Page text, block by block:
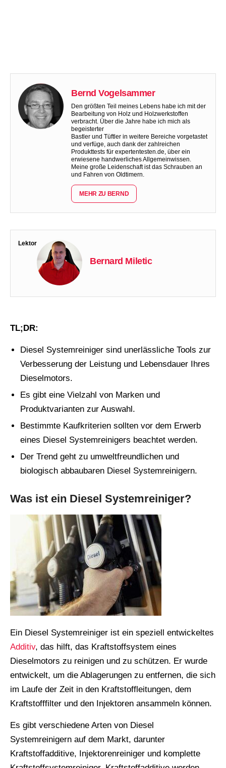
Bernd Vogelsammer
Den größten Teil meines Lebens habe ich mit der
Bearbeitung von Holz und Holzwerkstoffen
verbracht. Über die Jahre habe ich mich als
begeisterter
Bastler und Tüftler in weitere Bereiche vorgetastet
und verfüge, auch dank der zahlreichen
Produkttests für expertentesten.de, über ein
erwiesene handwerliches Allgemeinwissen.
Meine große Leidenschaft ist das Schrauben an
und Fahren von Oldtimern.
MEHR ZU BERND
Lektor
Bernard Miletic
TL;DR:
Diesel Systemreiniger sind unerlässliche Tools zur
Verbesserung der Leistung und Lebensdauer Ihres
Dieselmotors.
Es gibt eine Vielzahl von Marken und
Produktvarianten zur Auswahl.
Bestimmte Kaufkriterien sollten vor dem Erwerb
eines Diesel Systemreinigers beachtet werden.
Der Trend geht zu umweltfreundlichen und
biologisch abbaubaren Diesel Systemreinigern.
Was ist ein Diesel Systemreiniger?
Ein Diesel Systemreiniger ist ein speziell entwickeltes
Additiv, das hilft, das Kraftstoffsystem eines
Dieselmotors zu reinigen und zu schützen. Er wurde
entwickelt, um die Ablagerungen zu entfernen, die sich
im Laufe der Zeit in den Kraftstoffleitungen, dem
Kraftstofffilter und den Injektoren ansammeln können.
Es gibt verschiedene Arten von Diesel
Systemreinigern auf dem Markt, darunter
Kraftstoffadditive, Injektorenreiniger und komplette